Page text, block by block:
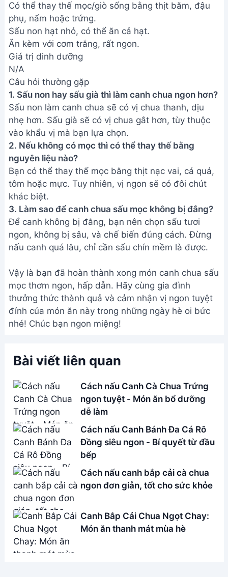
Có thể thay thế mọc/giò sống bằng thịt băm, đậu
phụ, nấm hoặc trứng.
Sấu non hạt nhỏ, có thể ăn cả hạt.
Ăn kèm với cơm trắng, rất ngon.
Giá trị dinh dưỡng
N/A
Câu hỏi thường gặp
1. Sấu non hay sấu già thì làm canh chua ngon hơn?
Sấu non làm canh chua sẽ có vị chua thanh, dịu
nhẹ hơn. Sấu già sẽ có vị chua gắt hơn, tùy thuộc
vào khẩu vị mà bạn lựa chọn.
2. Nếu không có mọc thì có thể thay thế bằng
nguyên liệu nào?
Bạn có thể thay thế mọc bằng thịt nạc vai, cá quả,
tôm hoặc mực. Tuy nhiên, vị ngon sẽ có đôi chút
khác biệt.
3. Làm sao để canh chua sấu mọc không bị đắng?
Để canh không bị đắng, bạn nên chọn sấu tươi
ngon, không bị sâu, và chế biến đúng cách. Đừng
nấu canh quá lâu, chỉ cần sấu chín mềm là được.
Vậy là bạn đã hoàn thành xong món canh chua sấu
mọc thơm ngon, hấp dẫn. Hãy cùng gia đình
thưởng thức thành quả và cảm nhận vị ngon tuyệt
đỉnh của món ăn này trong những ngày hè oi bức
nhé! Chúc bạn ngon miệng!
Bài viết liên quan
Cách nấu Canh Cà Chua Trứng
ngon tuyệt - Món ăn bổ dưỡng
dễ làm
Cách nấu Canh Bánh Đa Cá Rô
Đồng siêu ngon - Bí quyết từ đầu
bếp
Cách nấu canh bắp cải cà chua
ngon đơn giản, tốt cho sức khỏe
Canh Bắp Cải Chua Ngọt Chay:
Món ăn thanh mát mùa hè